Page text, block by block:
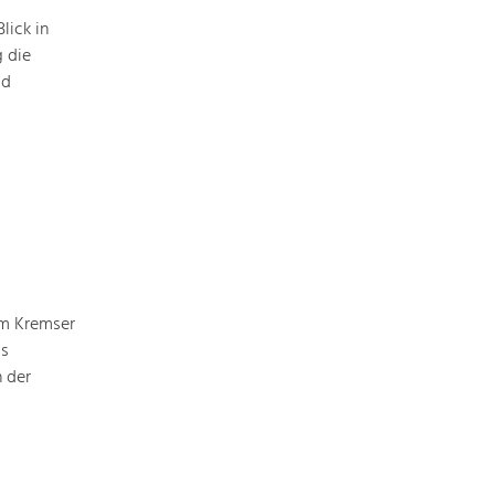
in
die
Kremser
der